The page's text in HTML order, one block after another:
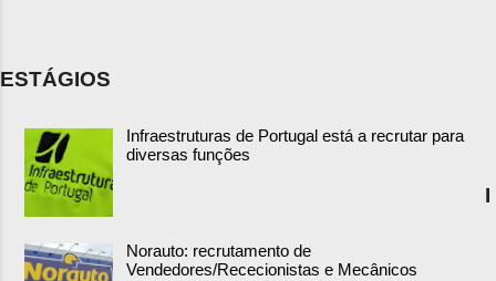
ESTÁGIOS
Infraestruturas de Portugal está a recrutar para
diversas funções
Norauto: recrutamento de
Vendedores/Rececionistas e Mecânicos
I